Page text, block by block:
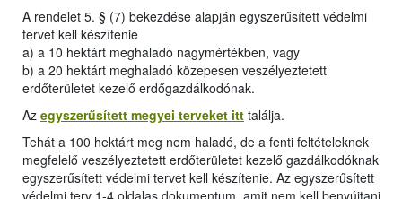
A rendelet 5. § (7) bekezdése alapján egyszerűsített védelmi
tervet kell készítenie
a) a 10 hektárt meghaladó nagymértékben, vagy
b) a 20 hektárt meghaladó közepesen veszélyeztetett
erdőterületet kezelő erdőgazdálkodónak.
Az egyszerűsített megyei terveket itt találja.
Tehát a 100 hektárt meg nem haladó, de a fenti feltételeknek
megfelelő veszélyeztetett erdőterületet kezelő gazdálkodóknak
egyszerűsített védelmi tervet kell készítenie. Az egyszerűsített